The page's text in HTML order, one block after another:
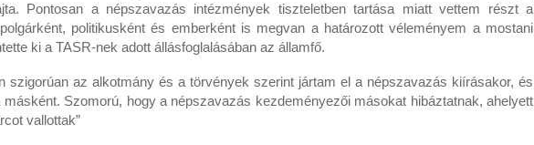
Pontosan a népszavazás intézmények tiszteletben tartása miatt vettem részt a
politikusként és emberként is megvan a határozott véleményem a mostani
ki a TASR-nek adott állásfoglalásában az államfő.
szigorúan az alkotmány és a törvények szerint jártam el a népszavazás kiírásakor, és
Szomorú, hogy a népszavazás kezdeményezői másokat hibáztatnak, ahelyett
vallottak”